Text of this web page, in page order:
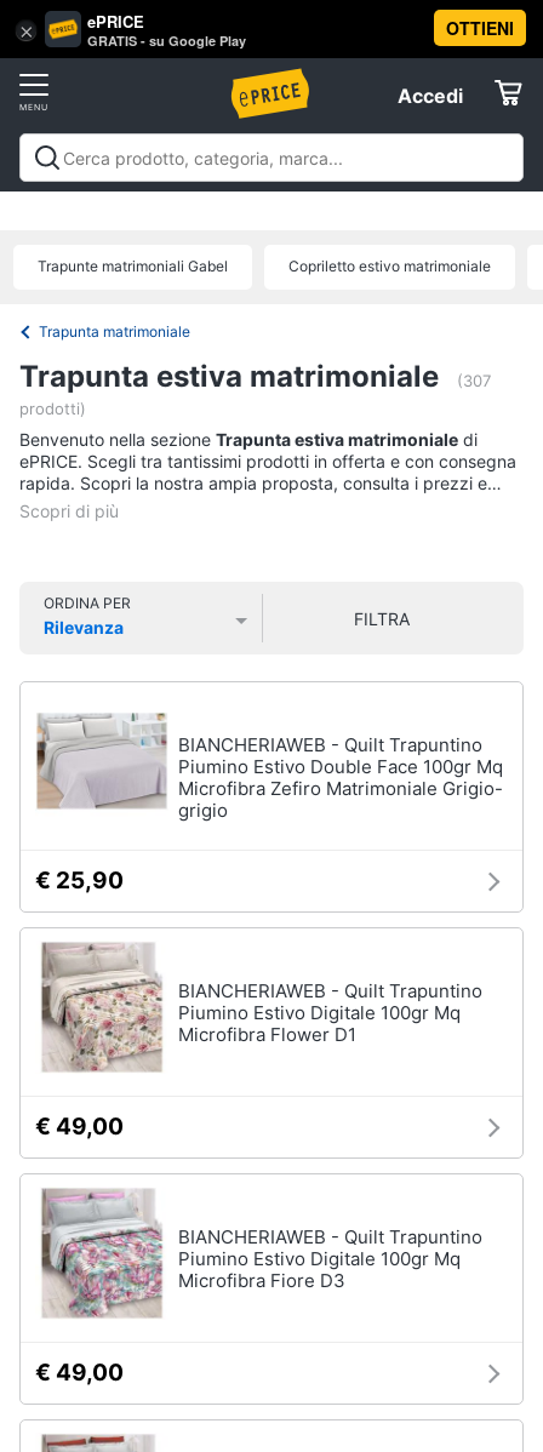
× ePRICE
GRATIS - su Google Play
OTTIENI
Accedi
Accedi
Registrati
Offerte
Tv
e
Home
Cinema
Audio
e
musica
Arredo
Brico
e
Giardinaggio
Salute
igiene
Beauty
Giocattoli
Prima
Fotografia
Vai
al
Arredo
Soggiorno
Divano
Vedi
tutti
Cucina
pranzo
Lampadari
Sedie
Tavolo
allungabile
Vedi
Camera
letto
Sveglia
Comodini
Letto
matrimoniale
Vedi
tutti
Cavallo
dondolo
Fasciatoio
decorazioniTessili IlluminazioneArredamento da
Trapunte matrimoniali Gabel Copriletto estivo matrimoniale
Trapunta matrimoniale
Trapunta estiva matrimoniale
(307
prodotti)
Benvenuto nella sezione Trapunta estiva matrimoniale di
ePRICE. Scegli tra tantissimi prodotti in offerta e con consegna
rapida. Scopri la nostra ampia proposta, consulta i prezzi e
acquista comodamente online.
ORDINA PER
Rilevanza
FILTRA
BIANCHERIAWEB - Quilt Trapuntino
Piumino Estivo Double Face 100gr Mq
Microfibra Zefiro Matrimoniale Grigio-
grigio
€ 25,90
BIANCHERIAWEB - Quilt Trapuntino
Piumino Estivo Digitale 100gr Mq
Microfibra Flower D1
€ 49,00
BIANCHERIAWEB - Quilt Trapuntino
Piumino Estivo Digitale 100gr Mq
Microfibra Fiore D3
€ 49,00